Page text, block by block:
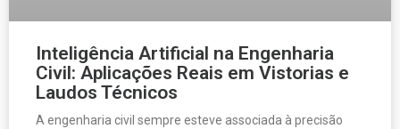
Inteligência Artificial na Engenharia
Civil: Aplicações Reais em Vistorias e
Laudos Técnicos
A engenharia civil sempre esteve associada à precisão